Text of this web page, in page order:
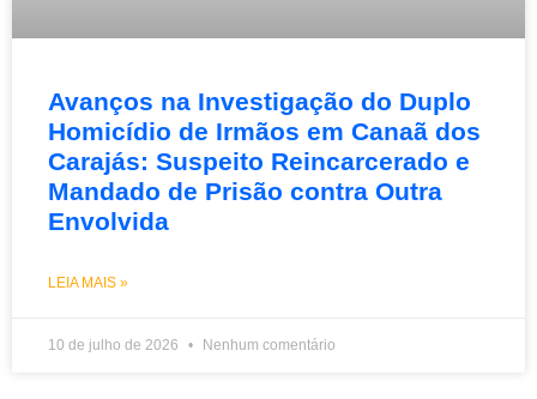
Avanços na Investigação do Duplo
Homicídio de Irmãos em Canaã dos
Carajás: Suspeito Reincarcerado e
Mandado de Prisão contra Outra
Envolvida
LEIA MAIS »
10 de julho de 2026 Nenhum comentário